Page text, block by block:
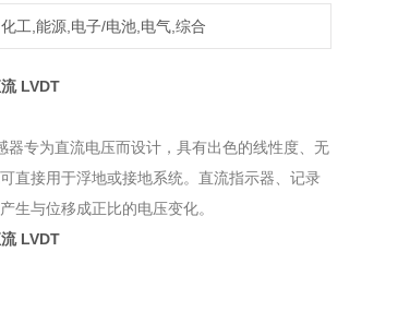
化工,能源,电子/电池,电气,综合
LVDT
专为直流电压而设计，具有出色的线性度、无
直接用于浮地或接地系统。直流指示器、记录
生与位移成正比的电压变化。
LVDT